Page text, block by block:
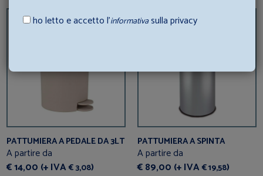
PATTUMIERA A PEDALE DA 3LT
A partire da
€ 14,00 (+ IVA€ 3,08)
PATTUMIERA A SPINTA
A partire da
€ 89,00 (+ IVA€ 19,58)
ho letto e accetto l’informativasulla privacy